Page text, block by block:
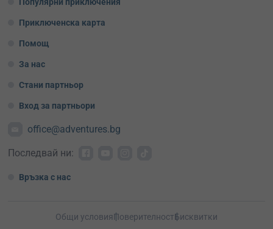
Приключенска карта
Помощ
За нас
Стани партньор
Вход за партньори
office@adventures.bg
Последвай ни:
Връзка с нас
Общи условияПоверителностБисквитки